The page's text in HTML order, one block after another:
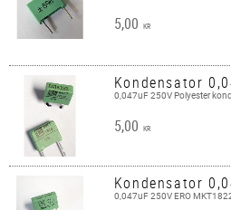
5,00 KR
Kondensator
0,047uF 250V Polyester
5,00 KR
Kondensator
0,047uF 250V ERO